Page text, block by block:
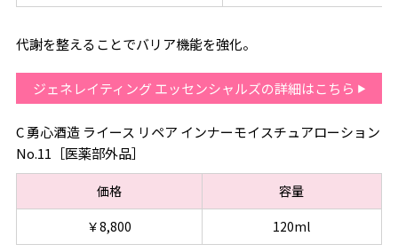
代謝を整えることでバリア機能を強化。
ジェネレイティング エッセンシャルズの詳細はこちら
C 勇心酒造 ライース リペア インナーモイスチュアローション
No.11［医薬部外品］
価格
容量
￥8,800
120ml